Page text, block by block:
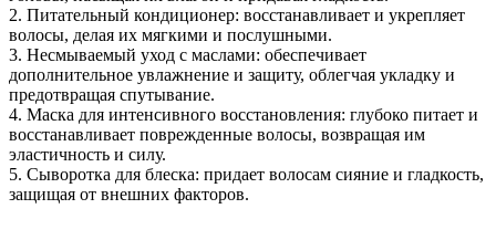
2. Питательный кондиционер: восстанавливает и укрепляет
волосы, делая их мягкими и послушными.
3. Несмываемый уход с маслами: обеспечивает
дополнительное увлажнение и защиту, облегчая укладку и
предотвращая спутывание.
4. Маска для интенсивного восстановления: глубоко питает и
восстанавливает поврежденные волосы, возвращая им
эластичность и силу.
5. Сыворотка для блеска: придает волосам сияние и гладкость,
защищая от внешних факторов.